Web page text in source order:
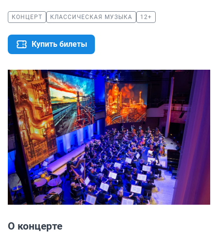
КОНЦЕРТ КЛАССИЧЕСКАЯ МУЗЫКА 12+
Купить билеты
О концерте